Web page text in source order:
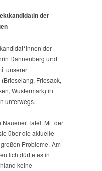
der
der
Dannenberg und
unserer
Friesack,
Wustermark) in
unterwegs.
Tafel. Mit der
über die aktuelle
Probleme. Am
dürfte es in
keine